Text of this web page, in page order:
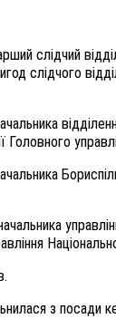
слідчий
слідчого
Головного
з посади